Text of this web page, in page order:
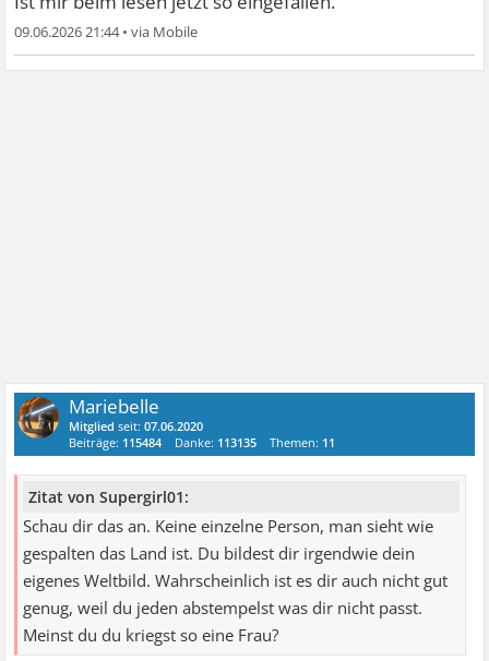
09.06.2026 21:44•
Mariebelle
Mitglied seit:07.06.2020
Beiträge: 115484 Danke: 113135 Themen: 11
Zitat von Supergirl01:
Schau dir das an. Keine einzelne Person, man sieht wie
gespalten das Land ist. Du bildest dir irgendwie dein
eigenes Weltbild. Wahrscheinlich ist es dir auch nicht gut
genug, weil du jeden abstempelst was dir nicht passt.
Meinst du du kriegst so eine Frau?